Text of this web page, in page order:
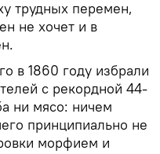
трудных перемен,
не хочет и в
в 1860 году избрали
с рекордной 44-
ни мясо: ничем
принципиально не
морфием и